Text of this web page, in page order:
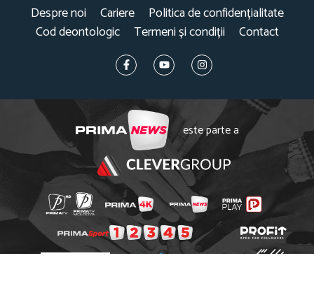
Despre noi Cariere
Politica de confidențialitate
Cod deontologic
Termeni și condiții Contact
este parte a